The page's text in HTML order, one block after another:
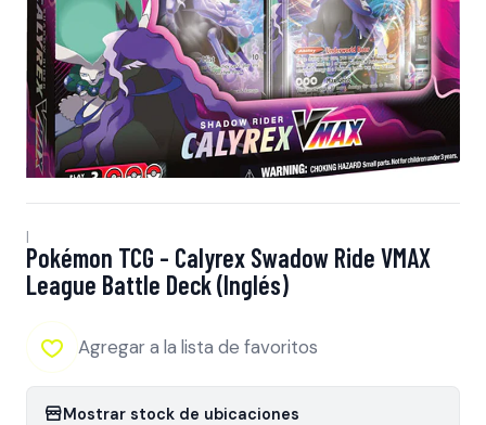
|
Pokémon TCG - Calyrex Swadow Ride VMAX
League Battle Deck (Inglés)
Agregar a la lista de favoritos
Mostrar stock de ubicaciones